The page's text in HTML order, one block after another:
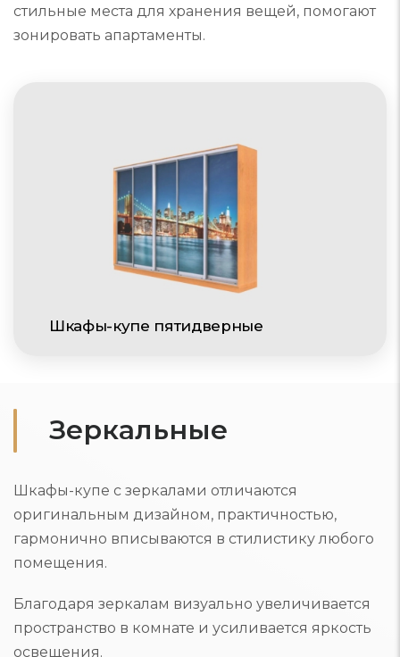
Шкафы-купе пятидверные
стильные места для хранения вещей, помогают
зонировать апартаменты.
Зеркальные
Шкафы-купе с зеркалами отличаются
оригинальным дизайном, практичностью,
гармонично вписываются в стилистику любого
помещения.
Благодаря зеркалам визуально увеличивается
пространство в комнате и усиливается яркость
освещения.